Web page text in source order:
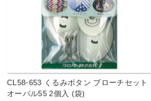
CL58-653 くるみボタン ブローチセット
オーバル55 2個入 (袋)